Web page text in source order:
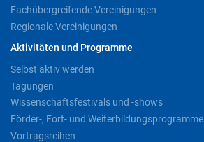
Fachübergreifende Vereinigungen
Regionale Vereinigungen
Aktivitäten und Programme
Selbst aktiv werden
Tagungen
Wissenschaftsfestivals und -shows
Förder-, Fort- und Weiterbildungsprogramme
Vortragsreihen